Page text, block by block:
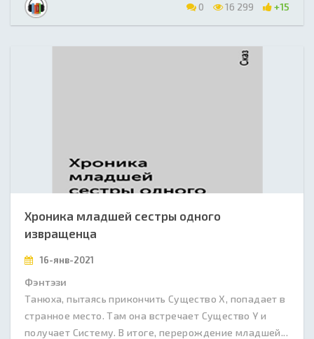
0 16 299 +15
Хроника младшей сестры одного
извращенца
16-янв-2021
Фэнтэзи
Танюха, пытаясь прикончить Существо Х, попадает в
странное место. Там она встречает Существо Y и
получает Систему. В итоге, перерождение младшей...